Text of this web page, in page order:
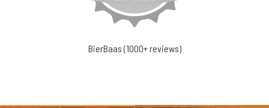
BierBaas (1000+ reviews)